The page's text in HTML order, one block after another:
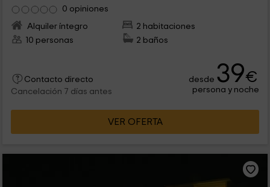
0 opiniones
Alquiler íntegro
2 habitaciones
10 personas
2 baños
Contacto directo
Cancelación 7 días antes
desde 39€
persona y noche
VER OFERTA